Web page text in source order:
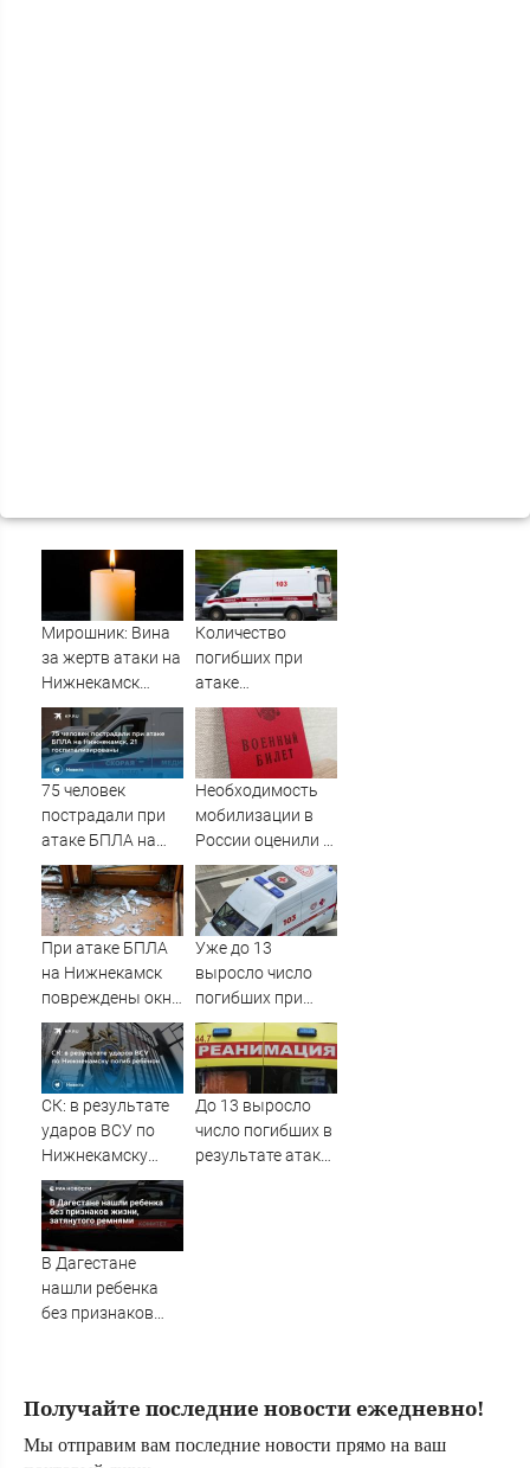
Мирошник: Вина
за жертв атаки на
Нижнекамск
лежит на тех, кто
дал Киеву оружие
10/08/2026 –
Новости
Количество
погибших при
атаке
беспилотников на
Нижнекамск
выросло до 13
75 человек
пострадали при
атаке БПЛА на
Нижнекамск, 21
госпитализированы
Необходимость
мобилизации в
России оценили в
Госдуме
При атаке БПЛА
на Нижнекамск
повреждены окна
и рамы в жилых
домах
Уже до 13
выросло число
погибших при
атаке ВСУ на
Нижнекамск
СК: в результате
ударов ВСУ по
Нижнекамску
погиб ребёнок
До 13 выросло
число погибших в
результате атаки
В Дагестане
нашли ребенка
без признаков
Получайте последние новости ежедневно!
Мы отправим вам последние новости прямо на ваш